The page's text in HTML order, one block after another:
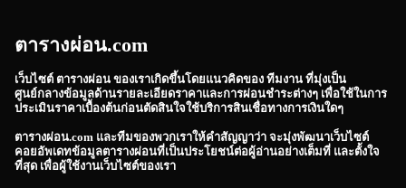
ตารางผ่อน.com
เว็บไซต์ ตารางผ่อน ของเราเกิดขึ้นโดยแนวคิดของ ทีมงาน ที่มุ่งเป็น
ศูนย์กลางข้อมูลด้านรายละเอียดราคาและการผ่อนชำระต่างๆ เพื่อใช้ในการ
ประเมินราคาเบื้องต้นก่อนตัดสินใจใช้บริการสินเชื่อทางการเงินใดๆ
ตารางผ่อน.com และทีมของพวกเราให้คำสัญญาว่า จะมุ่งพัฒนาเว็บไซต์
คอยอัพเดทข้อมูลตารางผ่อนที่เป็นประโยชน์ต่อผู้อ่านอย่างเต็มที่ และตั้งใจ
ที่สุด เพื่อผู้ใช้งานเว็บไซต์ของเรา